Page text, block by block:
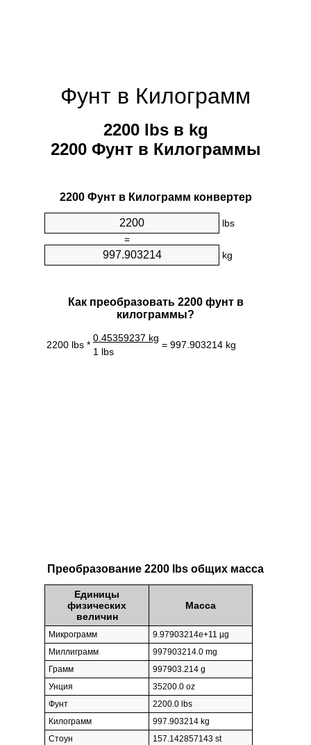
Фунт в Килограмм
2200 lbs в kg
2200 Фунт в Килограммы
2200 Фунт в Килограмм конвертер
lbs
=
kg
Как преобразовать 2200 фунт в
килограммы?
2200 lbs *
0.45359237 kg
= 997.903214 kg
1 lbs
Преобразование 2200 lbs общих масса
Единицы
физических
величин
Масса
Микрограмм
9.97903214e+11 µg
Миллиграмм
997903214.0 mg
Грамм
997903.214 g
Унция
35200.0 oz
Фунт
2200.0 lbs
Килограмм
997.903214 kg
Стоун
157.142857143 st